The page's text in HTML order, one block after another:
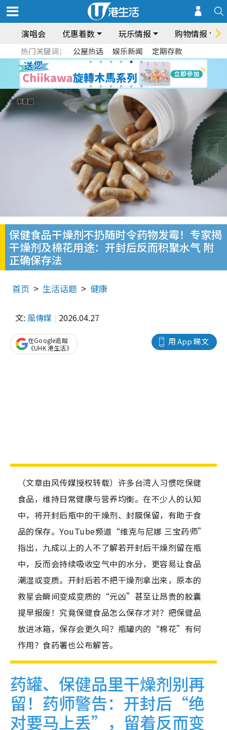
演唱会 优惠着数 玩乐情报 购物情报
热门关键词： 公屋热话 娱乐新闻 定期存款
保健食品干燥剂不扔随时令药物发霉！专家揭
干燥剂及棉花用途：开封后反而积聚水气 附
正确保存法
首页 生活话题 健康
文: 風傳媒 2026.04.27
用 App 睇文
在Google追蹤
《UHK 港生活》
（文章由风传媒授权转载）许多台湾人习惯吃保健
食品，维持日常健康与营养均衡。在不少人的认知
中，将开封后瓶中的干燥剂、封膜保留，有助于食
品的保存。YouTube频道“维克与尼娜 三宝药师”
指出，九成以上的人不了解若开封后干燥剂留在瓶
中，反而会持续吸收空气中的水分，更容易让食品
潮湿或变质。开封后若不把干燥剂拿出来，原本的
救星会瞬间变成变质的“元凶”甚至让昂贵的胶囊
提早报废！究竟保健食品怎么保存才对？把保健品
放进冰箱，保存会更久吗？瓶罐内的“棉花”有何
作用？食药署也公布解答。
药罐、保健品里干燥剂别再
留！药师警告：开封后“绝
对要马上丢”，留着反而变